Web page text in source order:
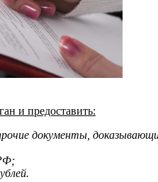
и предоставить:
документы,